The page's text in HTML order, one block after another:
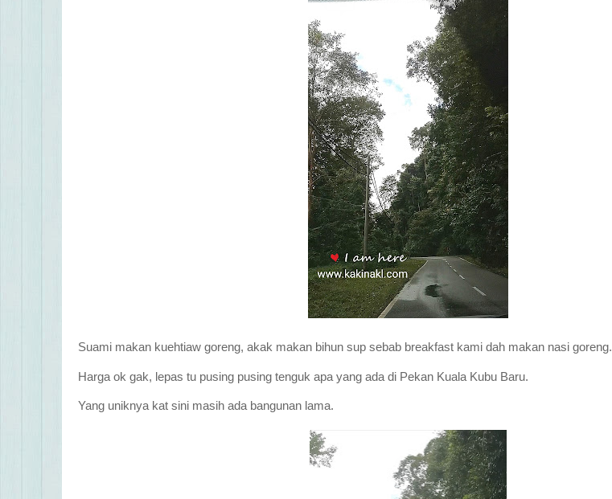
Suami makan kuehtiaw goreng, akak makan bihun sup sebab breakfast kami dah makan nasi goreng.
Harga ok gak, lepas tu pusing pusing tenguk apa yang ada di Pekan Kuala Kubu Baru.
Yang uniknya kat sini masih ada bangunan lama.